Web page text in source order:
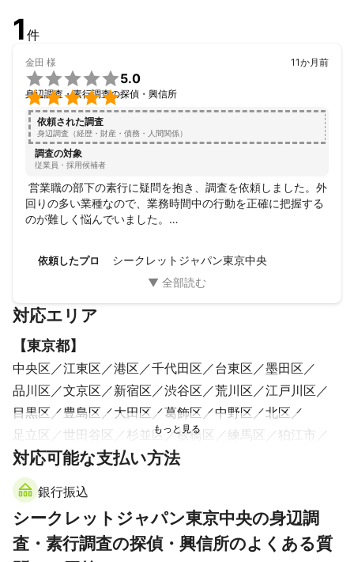
1 件
金田 様


5.0
身辺調査・素行調査の探偵・興信所
11か月前
依頼された調査
身辺調査（経歴・財産・債務・人間関係）
調査の対象
従業員・採用候補者
営業職の部下の素行に疑問を抱き、調査を依頼しました。外
回りの多い業種なので、業務時間中の行動を正確に把握する
のが難しく悩んでいました。
ていることまで、詳細な事実が判明しました。提出された報
告書は非常に分かりやすく、写真や時間も細かく記載されて
この報告書を基に会社として然るべき対応を取ることがで
い私たちでも理解しやすい報告書を作成してくれたことに感
謝しています。真剣に問題解決を望んでいる方には、本当に
おすすめできる探偵事務所です。
依頼したプロ シークレットジャパン東京中央
対応エリア
【東京都】
中央区 江東区 港区 千代田区 台東区
墨田区
品川区
文京区 新宿区 渋谷区 荒川区
江戸川区
目黒区
豊島区 大田区 葛飾区 中野区
北区
足立区
世田谷区 杉並区 板橋区 練馬区
狛江市
三鷹市
調布市 武蔵野市 西東京市
東久留米市
国分寺市
町田市
国立市
昭島市 東村山市 東大和市 武蔵村山市
【千葉県】
対応可能な支払い方法
銀行振込
シークレットジャパン東京中央の身辺調
査・素行調査の探偵・興信所のよくある質